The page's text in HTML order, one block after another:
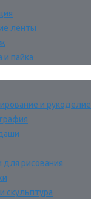
ленты
и пайка
и рукоделие
для рисования
скульптура